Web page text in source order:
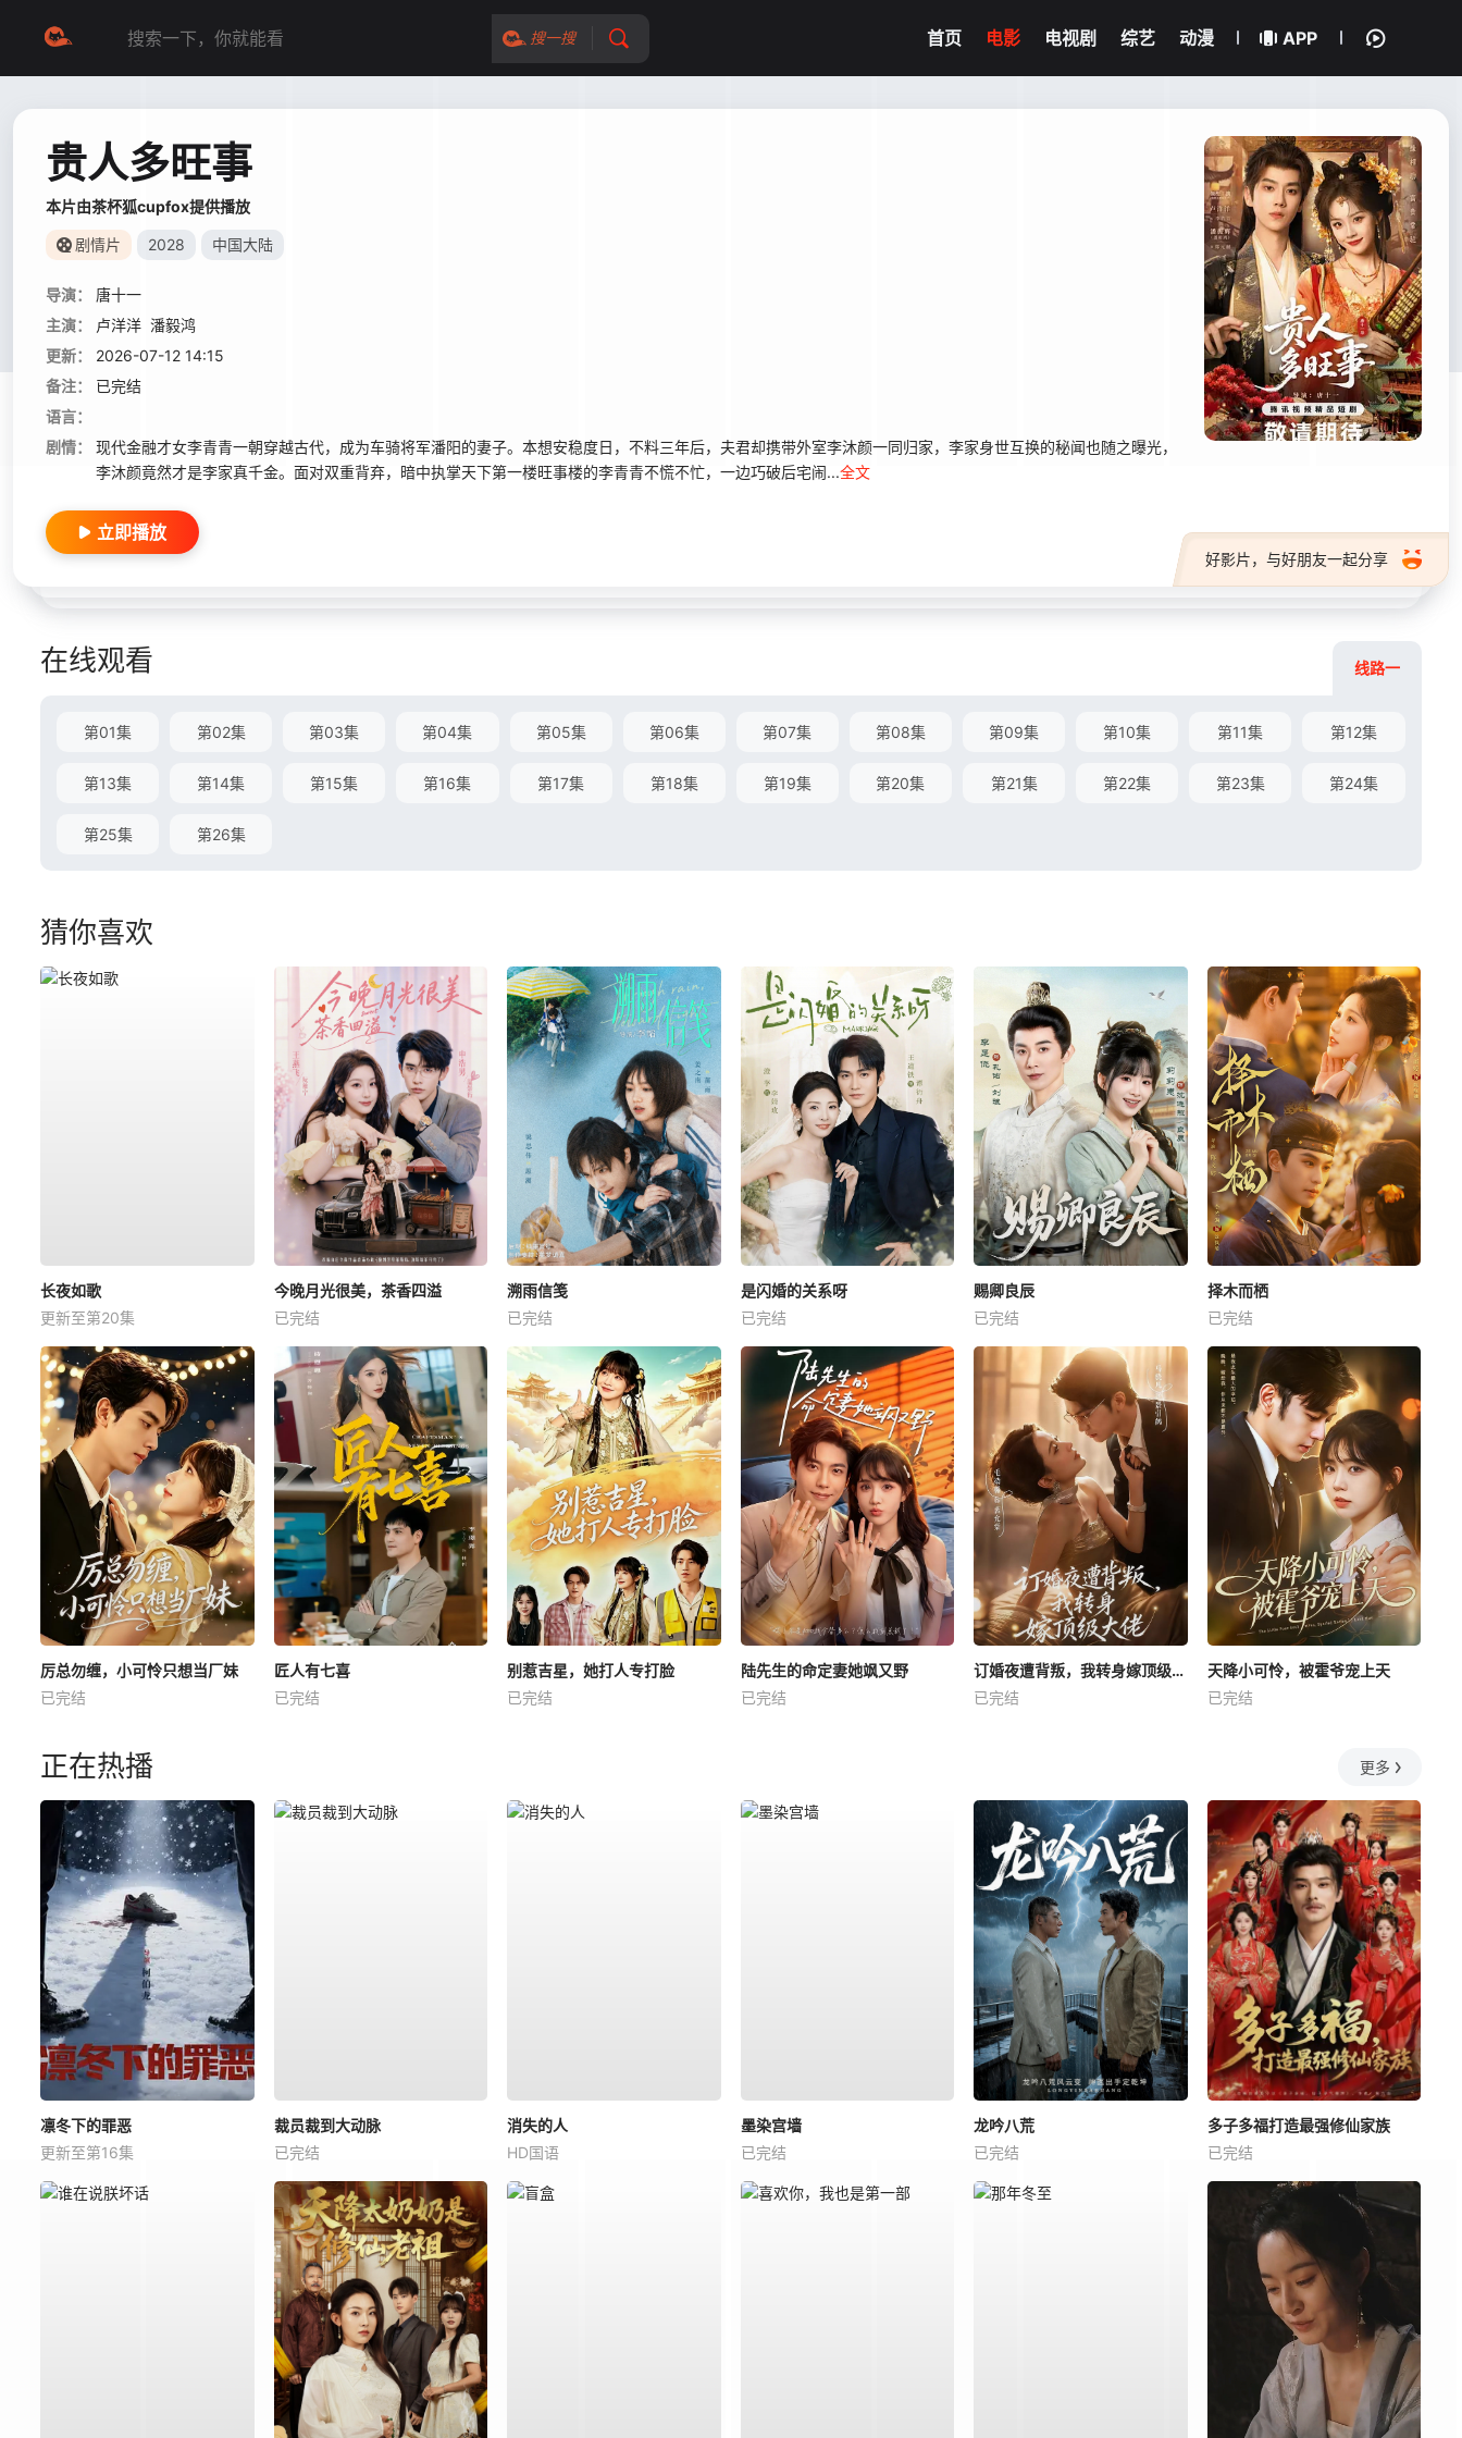
搜一搜 首页 电影 电视剧 综艺 动漫 APP
贵人多旺事
本片由茶杯狐cupfox提供播放
剧情片 2028 中国大陆
导演：
唐十一
主演：
卢洋洋 潘毅鸿
更新：
2026-07-12 14:15
备注：
已完结
语言：
剧情：
现代金融才女李青青一朝穿越古代，成为车骑将军潘阳的妻子。本想安稳度日，不料三年后，夫君却携带外室李沐颜一同归家，李家身世互换的秘闻也随之曝光，
李沐颜竟然才是李家真千金。面对双重背弃，暗中执掌天下第一楼旺事楼的李青青不慌不忙，一边巧破后宅闹...全文
好影片，与好朋友一起分享
立即播放
在线观看 线路一
第01集 第02集 第03集 第04集 第05集 第06集 第07集 第08集 第09集 第10集 第11集 第12集
第13集 第14集 第15集 第16集 第17集 第18集 第19集 第20集 第21集 第22集 第23集 第24集
第25集 第26集
猜你喜欢
长夜如歌
更新至第20集
今晚月光很美，茶香四溢
已完结
溯雨信笺
已完结
是闪婚的关系呀
已完结
赐卿良辰
已完结
择木而栖
已完结
厉总勿缠，小可怜只想当厂妹
已完结
匠人有七喜
已完结
别惹吉星，她打人专打脸
已完结
陆先生的命定妻她飒又野
已完结
订婚夜遭背叛，我转身嫁顶级大佬
已完结
天降小可怜，被霍爷宠上天
已完结
正在热播 更多
凛冬下的罪恶
更新至第16集
裁员裁到大动脉
已完结
消失的人
HD国语
墨染宫墙
已完结
龙吟八荒
已完结
多子多福打造最强修仙家族
已完结